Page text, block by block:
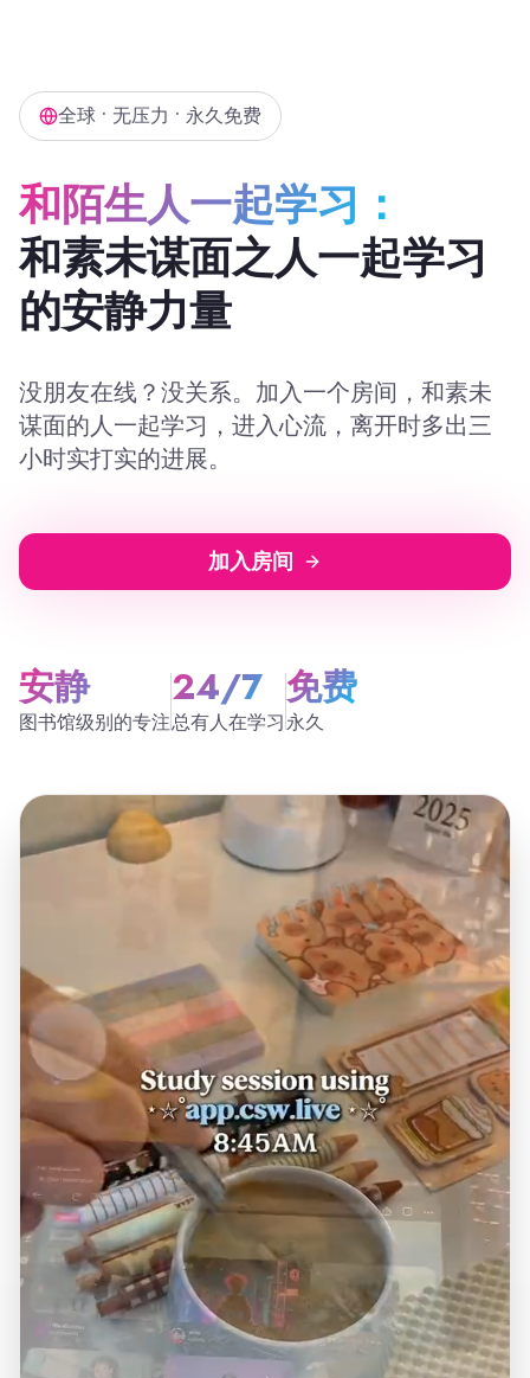
全球 • 无压力 • 永久免费
和陌生人一起学习：
和素未谋面之人一起学习
的安静力量
没朋友在线？没关系。加入一个房间，和素未
谋面的人一起学习，进入心流，离开时多出三
小时实打实的进展。
加入房间
安静
图书馆级别的专注
24/7
总有人在学习
免费
永久